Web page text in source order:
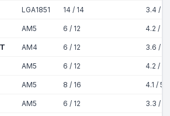
LGA1851 14 / 14 3.4 /
AM5 6 / 12 4.2 /
AM4 6 / 12 3.6 /
AM5 6 / 12 4.2 /
AM5 8 / 16 4.1 /
AM5 6 / 12 3.3 /